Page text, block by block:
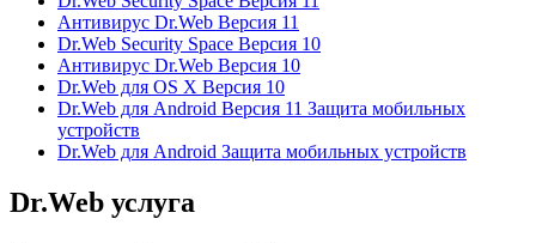
Антивирус Dr.Web Версия 11
Dr.Web Security Space Версия 10
Антивирус Dr.Web Версия 10
Dr.Web для OS X Версия 10
Dr.Web для Android Версия 11 Защита мобильных
устройств
Dr.Web для Android Защита мобильных устройств
Dr.Web услуга